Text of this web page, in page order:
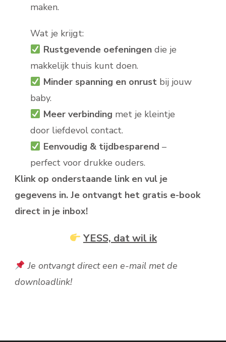
maken.
Wat je krijgt:
Rustgevende oefeningendie je
makkelijk thuis kunt doen.
Minder spanning en onrustbij jouw
baby.
Meer verbinding met je kleintje
door liefdevol contact.
Eenvoudig & tijdbesparend –
perfect voor drukke ouders.
Klink op onderstaande link en vul je
gegevens in. Je ontvangt het gratis e-book
direct in je inbox!
YESS, dat wil ik
Je ontvangt direct een e-mail met de
downloadlink!